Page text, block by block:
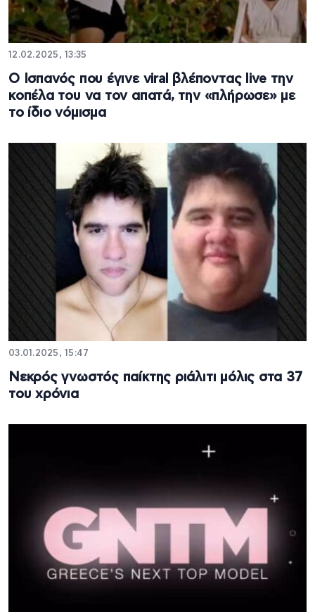
12.02.2025, 13:35
Ο Ισπανός που έγινε viral βλέποντας live την
κοπέλα του να τον απατά, την «πλήρωσε» με
το ίδιο νόμισμα
03.01.2025, 15:47
Νεκρός γνωστός παίκτης ριάλιτι μόλις στα 37
του χρόνια